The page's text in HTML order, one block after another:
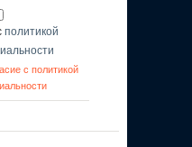
политикой
с политикой